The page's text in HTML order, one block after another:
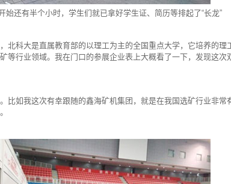
始还有半个小时，学生们就已拿好学生证、简历等排起了“长龙”
北科大是直属教育部的以理工为主的全国重点大学，它培养的
行业领域。我在门口的参展企业表上大概看了一下，发现这次
比如我这次有幸跟随的鑫海矿机集团，就是在我国选矿行业非